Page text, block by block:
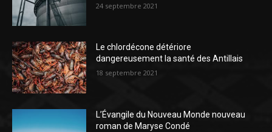
24 septembre 2021
Le chlordécone détériore
dangereusement la santé des Antillais
18 septembre 2021
L’Évangile du Nouveau Monde nouveau
roman de Maryse Condé